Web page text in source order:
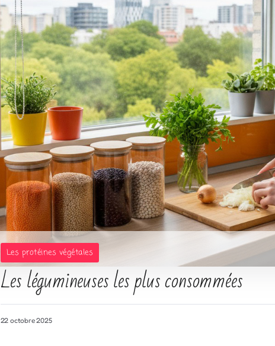
Les protéines végétales
Les légumineuses les plus consommées
22 octobre 2025